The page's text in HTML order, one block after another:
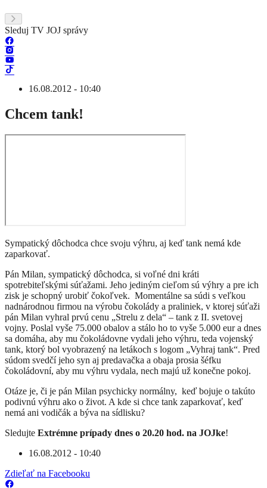
Sleduj TV JOJ správy
16.08.2012 - 10:40
Chcem tank!
Sympatický dôchodca chce svoju výhru, aj keď tank nemá kde
zaparkovať.
Pán Milan, sympatický dôchodca, si voľné dni kráti
spotrebiteľskými súťažami. Jeho jediným cieľom sú výhry a pre ich
zisk je schopný urobiť čokoľvek. Momentálne sa súdi s veľkou
nadnárodnou firmou na výrobu čokolády a praliniek, v ktorej súťaži
pán Milan vyhral prvú cenu „Strelu z dela“ – tank z II. svetovej
vojny. Poslal vyše 75.000 obalov a stálo ho to vyše 5.000 eur a dnes
sa domáha, aby mu čokoládovne vydali jeho výhru, teda vojenský
tank, ktorý bol vyobrazený na letákoch s logom „Vyhraj tank“. Pred
súdom svedčí jeho syn aj predavačka a obaja prosia šéfku
čokoládovní, aby mu výhru vydala, nech majú už konečne pokoj.
Otáze je, či je pán Milan psychicky normálny, keď bojuje o takúto
podivnú výhru ako o život. A kde si chce tank zaparkovať, keď
nemá ani vodičák a býva na sídlisku?
Sledujte Extrémne prípady dnes o 20.20 hod. na JOJke!
16.08.2012 - 10:40
Zdieľať na Facebooku